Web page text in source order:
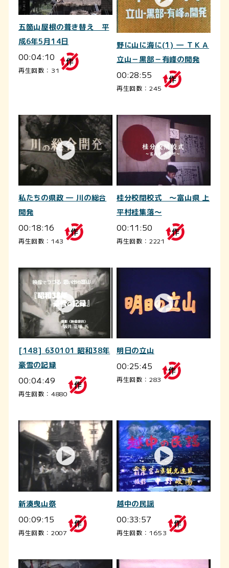
五箇山屋根の葺き替え 平
成6年5月14日
00:04:10
再生回数：31
野に山に海に(1) ― ＴＫＡ
立山－黒部－有峰の開発
00:28:55
再生回数：245
私たちの県政 ― 川の総合
開発
00:18:16
再生回数：143
桂分校閉校式 ～富山県 上
平村桂集落～
00:11:50
再生回数：2221
[148] 630101 昭和38年
豪雪の記録
00:04:49
再生回数：4880
明日の立山
00:25:45
再生回数：283
新湊曳山祭
00:09:15
再生回数：2007
越中の民謡
00:33:57
再生回数：1653